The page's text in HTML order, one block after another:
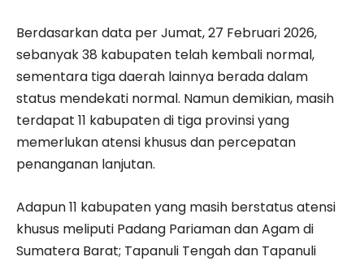
Berdasarkan data per Jumat, 27 Februari 2026,
sebanyak 38 kabupaten telah kembali normal,
sementara tiga daerah lainnya berada dalam
status mendekati normal. Namun demikian, masih
terdapat 11 kabupaten di tiga provinsi yang
memerlukan atensi khusus dan percepatan
penanganan lanjutan.
Adapun 11 kabupaten yang masih berstatus atensi
khusus meliputi Padang Pariaman dan Agam di
Sumatera Barat; Tapanuli Tengah dan Tapanuli